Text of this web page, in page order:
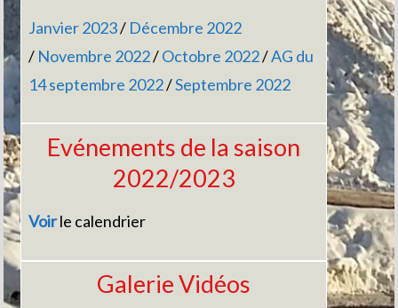
Janvier 2023/ Décembre 2022
/ Novembre 2022/Octobre 2022/AG du
14 septembre 2022/Septembre 2022
Evénements de la saison
2022/2023
Voirle calendrier
Galerie Vidéos